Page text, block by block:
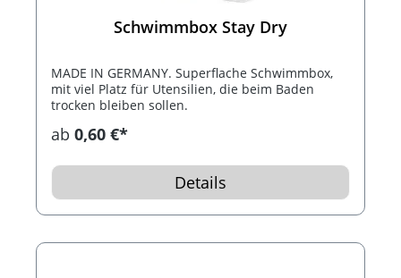
Schwimmbox Stay Dry
MADE IN GERMANY. Superflache Schwimmbox,
mit viel Platz für Utensilien, die beim Baden
trocken bleiben sollen.
ab 0,60 €*
Details